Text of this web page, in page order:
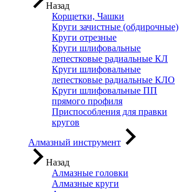
Назад
Корщетки, Чашки
Круги зачистные (обдирочные)
Круги отрезные
Круги шлифовальные
лепестковые радиальные КЛ
Круги шлифовальные
лепестковые радиальные КЛО
Круги шлифовальные ПП
прямого профиля
Приспособления для правки
кругов
Алмазный инструмент
Назад
Алмазные головки
Алмазные круги